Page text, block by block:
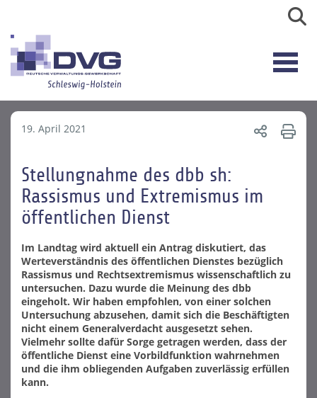
19. April 2021
Stellungnahme des dbb sh:
Rassismus und Extremismus im
öffentlichen Dienst
Im Landtag wird aktuell ein Antrag diskutiert, das
Werteverständnis des öffentlichen Dienstes bezüglich
Rassismus und Rechtsextremismus wissenschaftlich zu
untersuchen. Dazu wurde die Meinung des dbb
eingeholt. Wir haben empfohlen, von einer solchen
Untersuchung abzusehen, damit sich die Beschäftigten
nicht einem Generalverdacht ausgesetzt sehen.
Vielmehr sollte dafür Sorge getragen werden, dass der
öffentliche Dienst eine Vorbildfunktion wahrnehmen
und die ihm obliegenden Aufgaben zuverlässig erfüllen
kann.